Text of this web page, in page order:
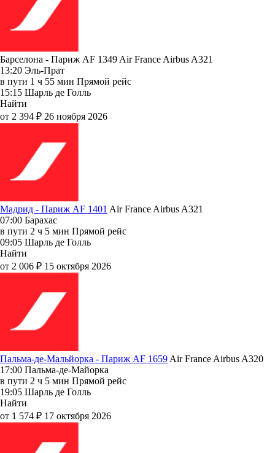
Барселона - Париж AF 1349 Air France Airbus A321
13:20 Эль-Прат
в пути 1 ч 55 мин Прямой рейс
15:15 Шарль де Голль
Найти
от 2 394 ₽ 26 ноября 2026
Мадрид - Париж AF 1401 Air France Airbus A321
07:00 Барахас
в пути 2 ч 5 мин Прямой рейс
09:05 Шарль де Голль
Найти
от 2 006 ₽ 15 октября 2026
Пальма-де-Мальйорка - Париж AF 1659 Air France Airbus A320
17:00 Пальма-де-Майорка
в пути 2 ч 5 мин Прямой рейс
19:05 Шарль де Голль
Найти
от 1 574 ₽ 17 октября 2026